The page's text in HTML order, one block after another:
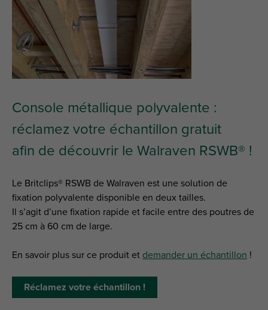
Console métallique polyvalente :
réclamez votre échantillon gratuit
afin de découvrir le Walraven RSWB® !
Le Britclips® RSWB de Walraven est une solution de
fixation polyvalente disponible en deux tailles.
Il s’agit d’une fixation rapide et facile entre des poutres de
25 cm à 60 cm de large.
En savoir plus sur ce produit et demander un échantillon !
Réclamez votre échantillon !